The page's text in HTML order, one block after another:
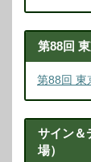
第88回
第88回 東
サイン＆
場）